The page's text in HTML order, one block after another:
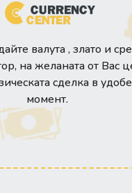
валута , злато и
на желаната от Вас
сделка в
момент.